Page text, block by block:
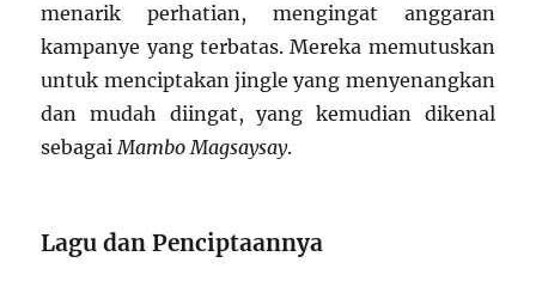
menarik perhatian, mengingat anggaran
kampanye yang terbatas. Mereka memutuskan
untuk menciptakan jingle yang menyenangkan
dan mudah diingat, yang kemudian dikenal
sebagaiMambo Magsaysay.
Lagu dan Penciptaannya